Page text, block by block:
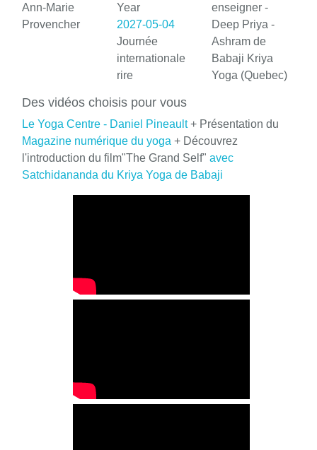
Ann-Marie
Provencher
Year
2027-05-04
Journée
internationale
rire
enseigner -
Deep Priya -
Ashram de
Babaji Kriya
Yoga (Quebec)
Des vidéos choisis pour vous
Le Yoga Centre - Daniel Pineault+ Présentation du
Magazine numérique du yoga + Découvrez
l'introduction du film"The Grand Self" avec
Satchidananda du Kriya Yoga de Babaji